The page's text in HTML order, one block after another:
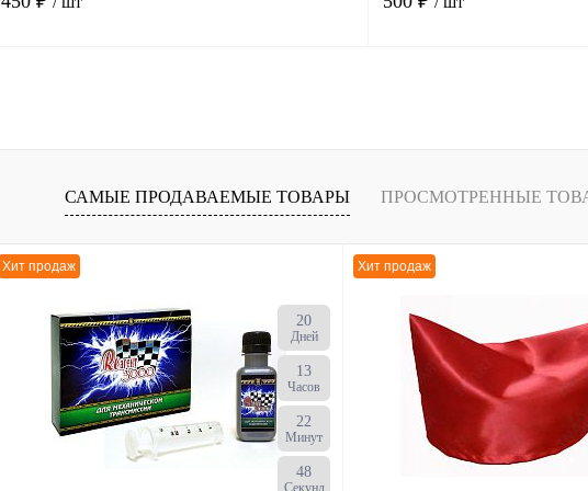
К сравнению К сравнению
САМЫЕ ПРОДАВАЕМЫЕ ТОВАРЫ ПРОСМОТРЕННЫЕ
Хит продаж
20
Дней
13
Часов
22
Минут
47
Секунд
Хит продаж